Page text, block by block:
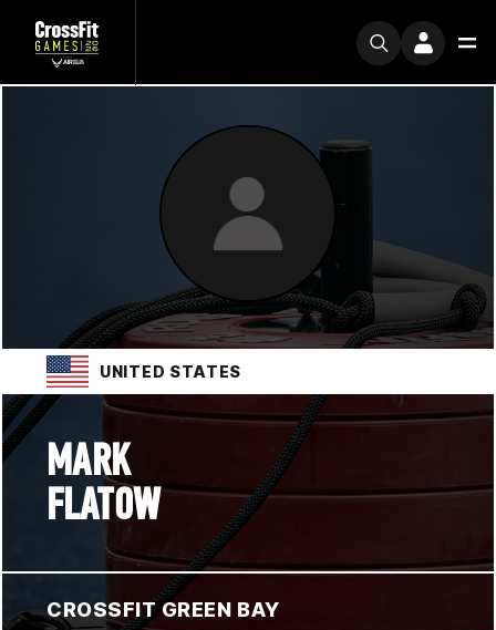
UNITED STATES
MARK
FLATOW
CROSSFIT GREEN BAY